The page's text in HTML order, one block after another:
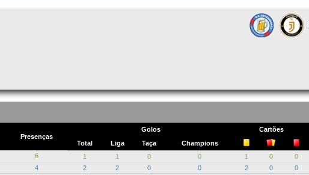
Presenças
Golos
Cartões
Total
Liga Taça
Champions
6 1 1 0 0 1 0 0
4 2 2 0 0 2 0 0